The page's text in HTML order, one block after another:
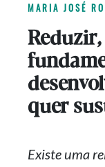
MARIA JOSÉ
quer
Existe uma